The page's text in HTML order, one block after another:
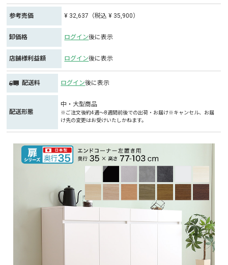
参考売価 ¥ 32,637（税込 ¥ 35,900）
卸価格 ログイン後に表示
店舗様利益額 ログイン後に表示
配送料 ログイン後に表示
配送形態
中・大型商品
※ご注文後約4週～8週間前後での出荷・お届け※キャンセル、お届
け先の変更はお受けいたしかねます。